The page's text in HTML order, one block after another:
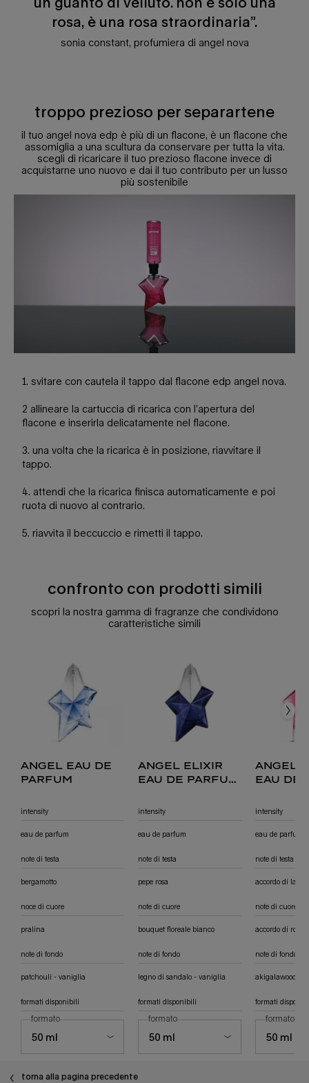
rosa, è una rosa straordinaria”.
sonia constant, profumiera di angel nova
Troppo prezioso per separartene
troppo prezioso per separartene
il tuo angel nova edp è più di un flacone, è un flacone che
assomiglia a una scultura da conservare per tutta la vita.
scegli di ricaricare il tuo prezioso flacone invece di
acquistarne uno nuovo e dai il tuo contributo per un lusso
più sostenibile
1. svitare con cautela il tappo dal flacone edp angel nova.
2 allineare la cartuccia di ricarica con l’apertura del
flacone e inserirla delicatamente nel flacone.
3. una volta che la ricarica è in posizione, riavvitare il
tappo.
4. attendi che la ricarica finisca automaticamente e poi
ruota di nuovo al contrario.
5. riavvita il beccuccio e rimetti il tappo.
Confronto con prodotti simili
confronto con prodotti simili
scopri la nostra gamma di fragranze che condividono
caratteristiche simili
angel eau de
parfum
angel elixir
eau de parfum
angel
eau de
intensity
eau de parfum
intensity
eau de parfum
intensity
eau de parfum
note di testa
bergamotto
note di testa
pepe rosa
note di testa
accordo di
noce di cuore
pralina
note di cuore
bouquet floreale bianco
note di cuore
accordo di rosa
note di fondo
patchouli - vaniglia
note di fondo
legno di sandalo - vaniglia
note di fondo
akigalawood
formati disponibili
seleziona un
formatoper angel eau de parfum
formati disponibili
seleziona un
formatoper angel elixir eau de parfum
formati
seleziona
formatoper
torna alla pagina precedente